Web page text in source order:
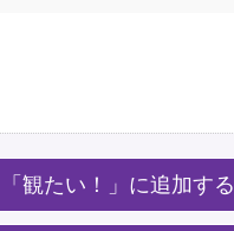
「観たい！」に追加する